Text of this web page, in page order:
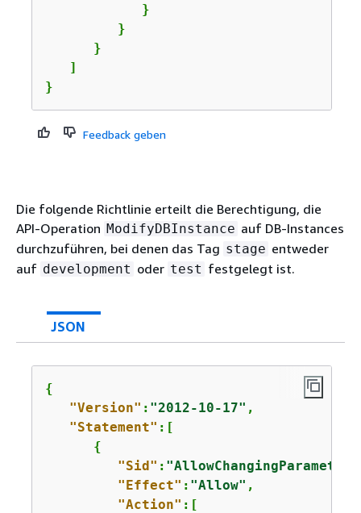
            }
         }
      }
   ]
}
Feedback geben
Die folgende Richtlinie erteilt die Berechtigung, die
API-Operation ModifyDBInstance auf DB-Instances
durchzuführen, bei denen das Tag stage entweder
auf development oder test festgelegt ist.
JSON
{
"Version" : "2012-10-17" ,
"Statement" :[
{
"Sid" :
"Effect" : "Allow" ,
"Action" :[